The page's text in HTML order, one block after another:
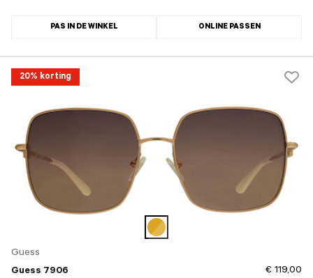
PAS IN DE WINKEL ONLINE PASSEN
20% korting
Guess
Guess 7906
€ 119,00